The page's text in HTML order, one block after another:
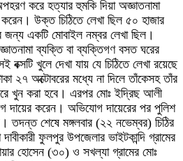
করে হত্যার হুমকি দিয়া অজ্ঞাতনামা
উক্ত চিঠিতে লেখা ছিল ৫০ হাজার
জন্য একটি মোবাইল নম্বর লেখা ছিল।
ব্যক্তি বা ব্যক্তিগণ বসত ঘরের
বক্সটি খুলে দেখা যায় যে চিঠিতে লেখা রয়েছে
২৭ অক্টোবরের মধ্যে না দিলে তাঁকেসহ তাঁর
খুন করা হবে। এরপর মোঃ ইদ্রিছ আলী
দায়ের করেন। অভিযোগ দায়েরের পর পুলিশ
তদন্ত শেষে মঙ্গলবার (২২ নভেম্বর) চিঠির
ফুলপুর উপজেলার ভাইটকান্দি গ্রামের
হোসেন (৩০) ও সখল্যা গ্রামের মোঃ